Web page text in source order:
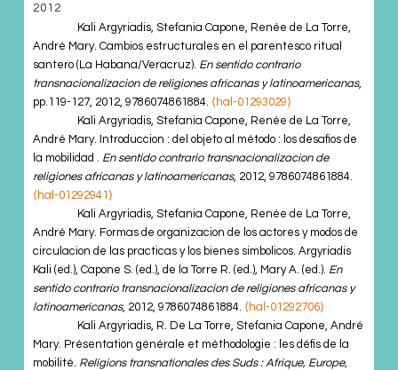
2012
Kali Argyriadis, Stefania Capone, Renée de La Torre,
André Mary. Cambios estructurales en el parentesco ritual
santero (La Habana/Veracruz). En sentido contrario
transnacionalizacion de religiones africanas y latinoamericanas,
pp.119-127, 2012, 9786074861884. ⟨hal-01293029⟩
Kali Argyriadis, Stefania Capone, Renée de La Torre,
André Mary. Introduccion : del objeto al método : los desafios de
la mobilidad . En sentido contrario transnacionalizacion de
religiones africanas y latinoamericanas, 2012, 9786074861884.
⟨hal-01292941⟩
Kali Argyriadis, Stefania Capone, Renée de La Torre,
André Mary. Formas de organizacion de los actores y modos de
circulacion de las practicas y los bienes simbolicos. Argyriadis
Kali (ed.), Capone S. (ed.), de la Torre R. (ed.), Mary A. (ed.). En
sentido contrario transnacionalizacion de religiones africanas y
latinoamericanas, 2012, 9786074861884. ⟨hal-01292706⟩
Kali Argyriadis, R. De La Torre, Stefania Capone, André
Mary. Présentation générale et méthodologie : les défis de la
mobilité. Religions transnationales des Suds : Afrique, Europe,